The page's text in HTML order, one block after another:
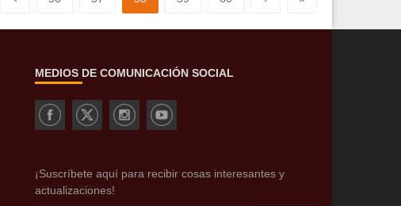
MEDIOS DE COMUNICACIÓN SOCIAL
¡Suscríbete aquí para recibir cosas interesantes y
actualizaciones!